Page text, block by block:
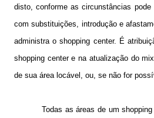
disto, conforme as circunstâncias
com substituições, introdução e
administra o shopping center. É
shopping center e na atualização do
de sua área locável, ou, se não for
Todas as áreas de um